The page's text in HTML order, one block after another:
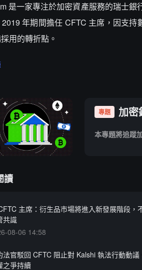
是一家專注於加密資產服務的瑞士
年期間擔任 CFTC 主席，因支
用的轉折點。
專題 加密
本專題將追蹤
讀
主席：衍生品市場將進入新發展階段，
共識
08-06 14:58
法官駁回 CFTC 阻止對 Kalshi 執法行動動議
之爭持續